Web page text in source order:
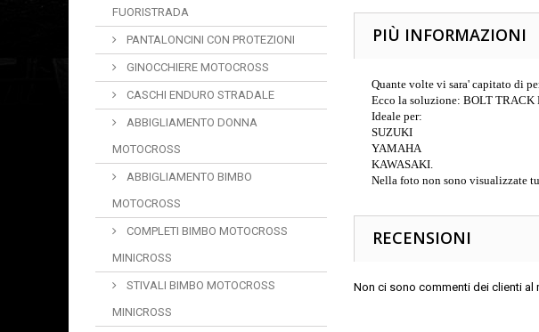
FUORISTRADA
PANTALONCINI CON PROTEZIONI
GINOCCHIERE MOTOCROSS
CASCHI ENDURO STRADALE
ABBIGLIAMENTO DONNA
MOTOCROSS
ABBIGLIAMENTO BIMBO
MOTOCROSS
COMPLETI BIMBO MOTOCROSS
MINICROSS
STIVALI BIMBO MOTOCROSS
MINICROSS
PIÙ INFORMAZIONI
Quante volte vi sara' capitato di
Ecco la soluzione: BOLT TRACK
Ideale per:
SUZUKI
YAMAHA
KAWASAKI.
Nella foto non sono visualizzate
RECENSIONI
Non ci sono commenti dei clienti al